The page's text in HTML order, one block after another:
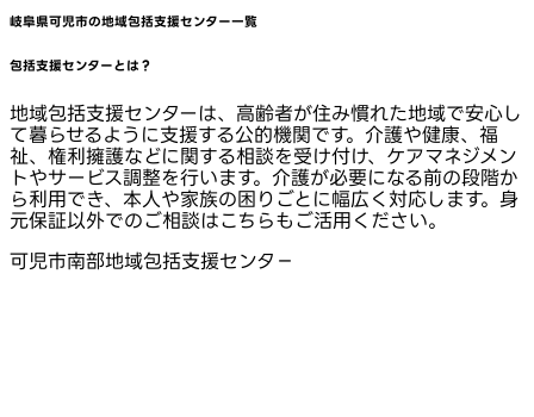
岐阜県可児市の地域包括支援センター一覧
包括支援センターとは？
地域包括支援センターは、高齢者が住み慣れた地域で安心し
て暮らせるように支援する公的機関です。介護や健康、福
祉、権利擁護などに関する相談を受け付け、ケアマネジメン
トやサービス調整を行います。介護が必要になる前の段階か
ら利用でき、本人や家族の困りごとに幅広く対応します。身
元保証以外でのご相談はこちらもご活用ください。
可児市南部地域包括支援センタ－